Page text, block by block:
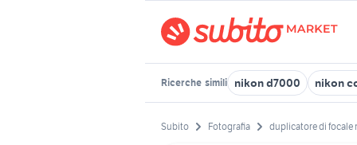
Ricerche simili nikon d7000 nikon
Subito Fotografia duplicatore di focale